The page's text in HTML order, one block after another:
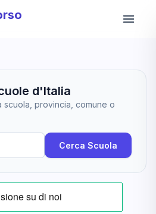
d'Italia
scuola, provincia, comune o
Cerca Scuola